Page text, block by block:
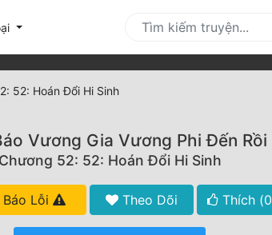
52: Hoán Đổi Hi Sinh
Vương Gia Vương Phi Đến Rồi
Chương 52: 52: Hoán Đổi Hi Sinh
Báo Lỗi Theo Dõi Thích (0